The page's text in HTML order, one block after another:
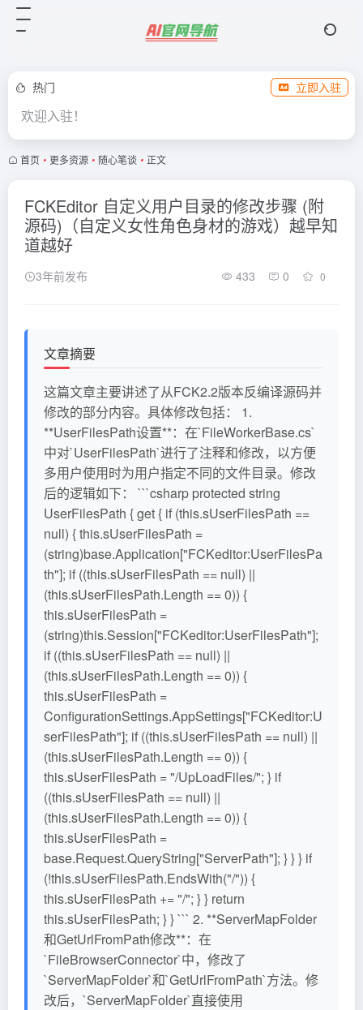
热门 立即入驻
欢迎入驻！
首页 • 更多资源 • 随心笔谈 • 正文
FCKEditor 自定义用户目录的修改步骤 (附
源码)（自定义女性角色身材的游戏）越早知
道越好
3年前发布 433 0 0
文章摘要
这篇文章主要讲述了从FCK2.2版本反编译源码并
修改的部分内容。具体修改包括： 1.
**UserFilesPath设置**：在`FileWorkerBase.cs`
中对`UserFilesPath`进行了注释和修改，以方便
多用户使用时为用户指定不同的文件目录。修改
后的逻辑如下： ```csharp protected string
UserFilesPath { get { if (this.sUserFilesPath ==
null) { this.sUserFilesPath =
(string)base.Application["FCKeditor:UserFilesPa
th"]; if ((this.sUserFilesPath == null) ||
(this.sUserFilesPath.Length == 0)) {
this.sUserFilesPath =
(string)this.Session["FCKeditor:UserFilesPath"];
if ((this.sUserFilesPath == null) ||
(this.sUserFilesPath.Length == 0)) {
this.sUserFilesPath =
ConfigurationSettings.AppSettings["FCKeditor:U
serFilesPath"]; if ((this.sUserFilesPath == null) ||
(this.sUserFilesPath.Length == 0)) {
this.sUserFilesPath = "/UpLoadFiles/"; } if
((this.sUserFilesPath == null) ||
(this.sUserFilesPath.Length == 0)) {
this.sUserFilesPath =
base.Request.QueryString["ServerPath"]; } } } if
(!this.sUserFilesPath.EndsWith("/")) {
this.sUserFilesPath += "/"; } } return
this.sUserFilesPath; } } ``` 2. **ServerMapFolder
和GetUrlFromPath修改**：在
`FileBrowserConnector`中，修改了
`ServerMapFolder`和`GetUrlFromPath`方法。修
改后，`ServerMapFolder`直接使用